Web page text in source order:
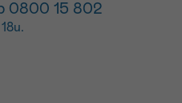
0800 15 802